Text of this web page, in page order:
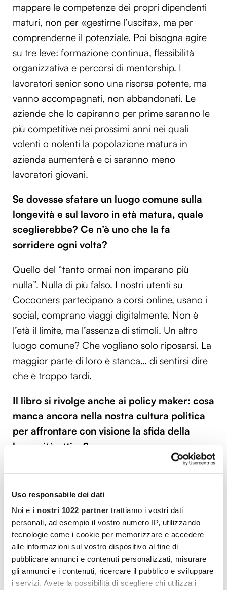
Uso responsabile dei dati
Noi e i nostri 1022 partner trattiamo i vostri dati
personali, ad esempio il vostro numero IP, utilizzando
tecnologie come i cookie per memorizzare e accedere
alle informazioni sul vostro dispositivo al fine di
pubblicare annunci e contenuti personalizzati, misurare
gli annunci e i contenuti, ricercare il pubblico e sviluppare
i servizi. Avete la possibilità di scegliere chi utilizza i
mappare le competenze dei propri dipendenti
maturi, non per «gestirne l’uscita», ma per
comprenderne il potenziale. Poi bisogna agire
su tre leve: formazione continua, flessibilità
organizzativa e percorsi di mentorship. I
lavoratori senior sono una risorsa potente, ma
vanno accompagnati, non abbandonati. Le
aziende che lo capiranno per prime saranno le
più competitive nei prossimi anni nei quali
volenti o nolenti la popolazione matura in
azienda aumenterà e ci saranno meno
lavoratori giovani.
Se dovesse sfatare un luogo comune sulla
longevità e sul lavoro in età matura, quale
sceglierebbe? Ce n’è uno che la fa
sorridere ogni volta?
Quello del “tanto ormai non imparano più
nulla”. Nulla di più falso. I nostri utenti su
Cocooners partecipano a corsi online, usano i
social, comprano viaggi digitalmente. Non è
l’età il limite, ma l’assenza di stimoli. Un altro
luogo comune? Che vogliano solo riposarsi. La
maggior parte di loro è stanca… di sentirsi dire
che è troppo tardi.
Il libro si rivolge anche ai policy maker: cosa
manca ancora nella nostra cultura politica
per affrontare con visione la sfida della
longevità attiva?
Manca un’agenda vera. Spesso si ragiona solo
previdenziali, senza capire che una
popolazione longeva attiva può essere una leva
di crescita. Serve una Longevity Agenda:
investimenti su prevenzione, formazione
permanente, flessibilità in uscita e in entrata dal
lavoro. E serve una nuova narrativa: il futuro